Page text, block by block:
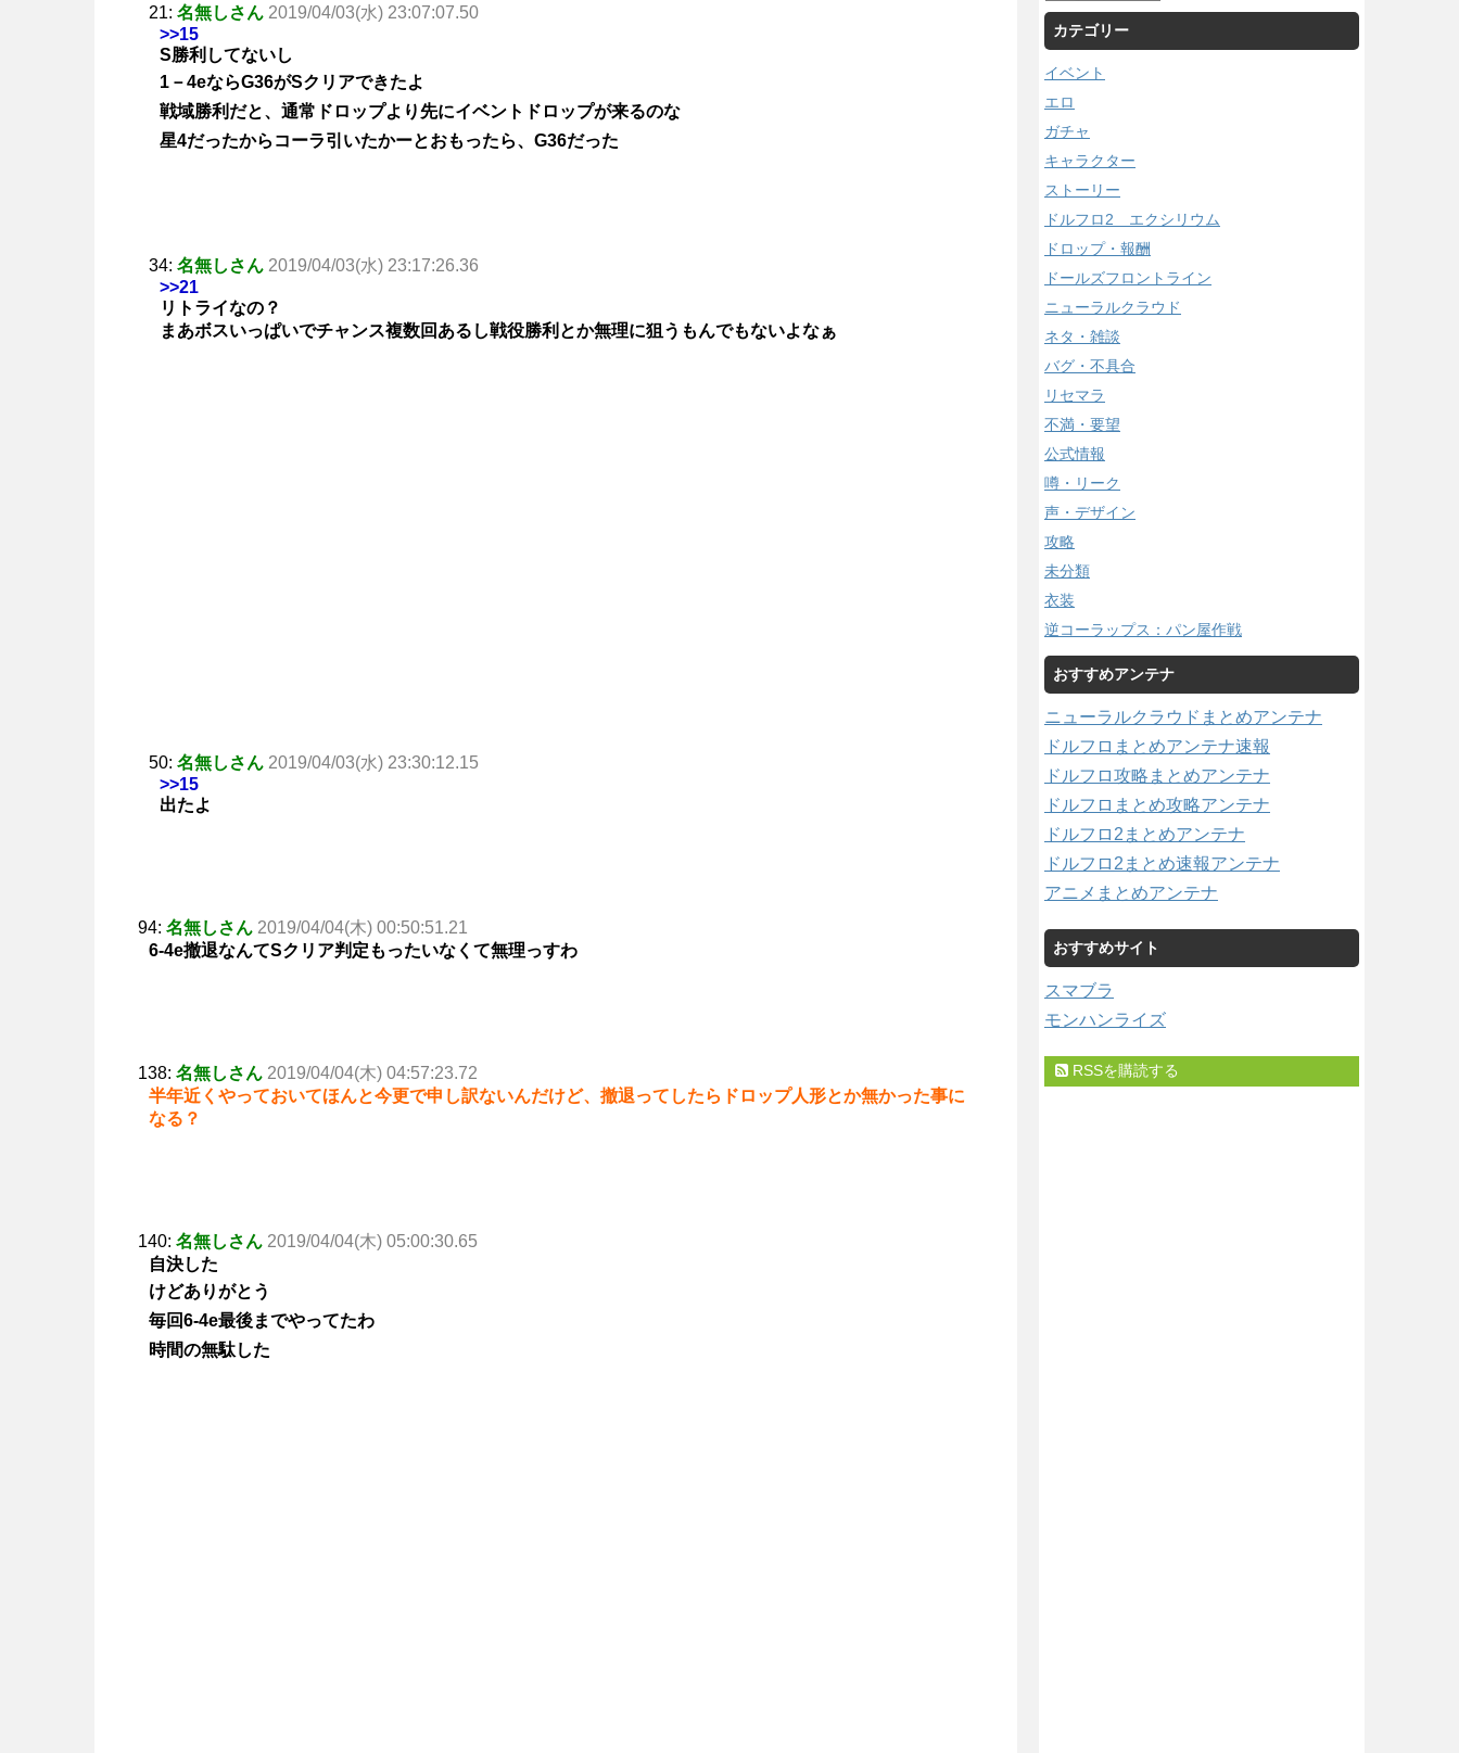
21: 名無しさん 2019/04/03(水) 23:07:07.50
>>15
S勝利してないし
1－4eならG36がSクリアできたよ
戦域勝利だと、通常ドロップより先にイベントドロップが来るのな
星4だったからコーラ引いたかーとおもったら、G36だった
34: 名無しさん 2019/04/03(水) 23:17:26.36
>>21
リトライなの？
まあボスいっぱいでチャンス複数回あるし戦役勝利とか無理に狙うもんでもないよなぁ
50: 名無しさん 2019/04/03(水) 23:30:12.15
>>15
出たよ
94: 名無しさん 2019/04/04(木) 00:50:51.21
6-4e撤退なんてSクリア判定もったいなくて無理っすわ
138: 名無しさん 2019/04/04(木) 04:57:23.72
半年近くやっておいてほんと今更で申し訳ないんだけど、撤退ってしたらドロップ人形とか無かった事に
なる？
140: 名無しさん 2019/04/04(木) 05:00:30.65
自決した
けどありがとう
毎回6-4e最後までやってたわ
時間の無駄した
ー
カ
イ
ブ
カテゴリー
イベント
エロ
ガチャ
キャラクター
ストーリー
ドルフロ2 エクシリウム
ドロップ・報酬
ドールズフロントライン
ニューラルクラウド
ネタ・雑談
バグ・不具合
リセマラ
不満・要望
公式情報
噂・リーク
声・デザイン
攻略
未分類
衣装
逆コーラップス：パン屋作戦
おすすめアンテナ
ニューラルクラウドまとめアンテナ
ドルフロまとめアンテナ速報
ドルフロ攻略まとめアンテナ
ドルフロまとめ攻略アンテナ
ドルフロ2まとめアンテナ
ドルフロ2まとめ速報アンテナ
アニメまとめアンテナ
おすすめサイト
スマブラ
モンハンライズ
RSSを購読する